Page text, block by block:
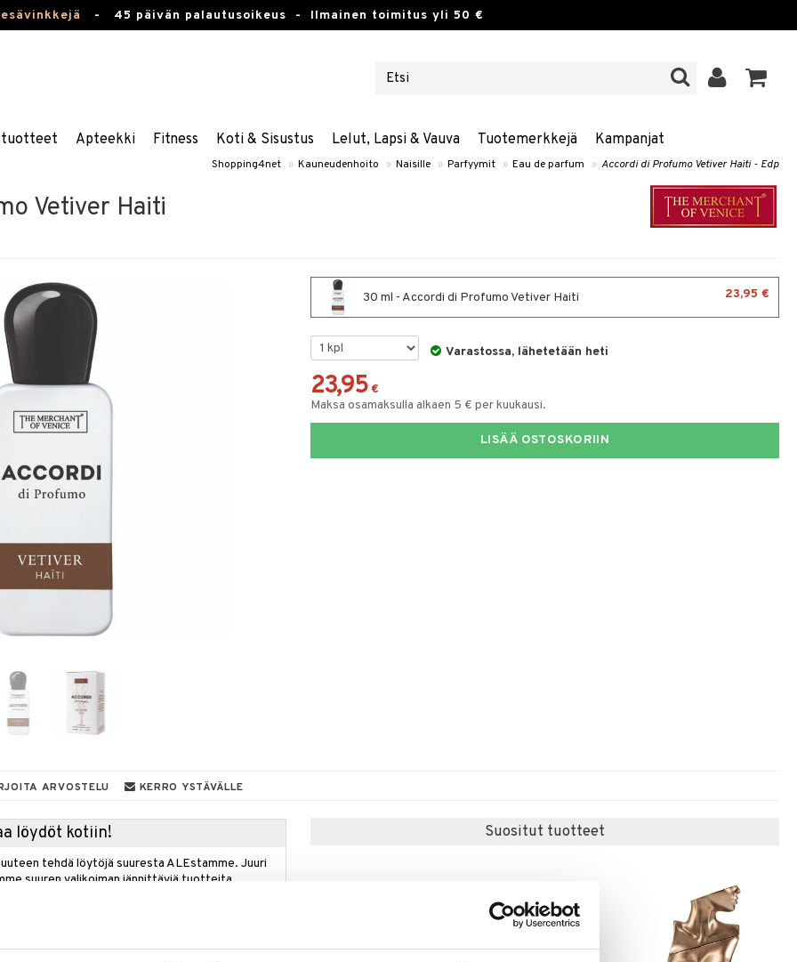
- 45 päivän palautusoikeus - Ilmainen toimitus yli 50 €
Apteekki Fitness Koti & Sisustus Lelut, Lapsi & Vauva Tuotemerkkejä Kampanjat
Shopping4net » Kauneudenhoito » Naisille » Parfyymit » Eau de parfum » Accordi di Profumo Vetiver Haiti - Edp
Vetiver Haiti
30 ml - Accordi di Profumo Vetiver Haiti 23,95 €
Varastossa, lähetetään heti
23,95 €
Maksa osamaksulla alkaen 5 € per kuukausi.
LISÄÄ OSTOSKORIIN
ARVOSTELU KERRO YSTÄVÄLLE
löydöt kotiin!
tehdä löytöjä suuresta ALEstamme. Juuri
suuren valikoiman jännittäviä tuotteita
Suositut tuotteet